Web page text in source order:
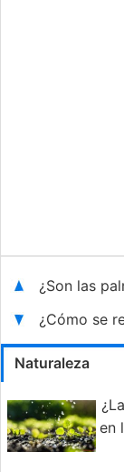
¿Son las
¿Cómo se
Naturaleza
en